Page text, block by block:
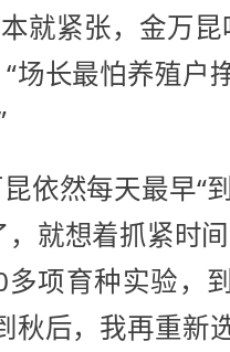
就紧张，金万
场长最怕养殖户
依然每天最早“
就想着抓紧时
项育种实验，
秋后，我再重新